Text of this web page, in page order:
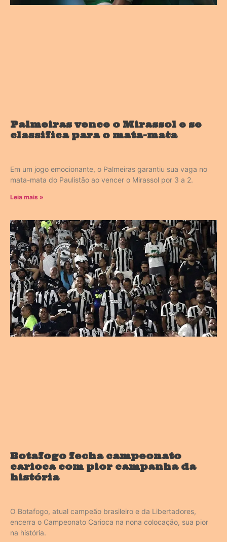
Palmeiras vence o Mirassol e se
classifica para o mata-mata
Em um jogo emocionante, o Palmeiras garantiu sua vaga no
mata-mata do Paulistão ao vencer o Mirassol por 3 a 2.
Leia mais »
Botafogo fecha campeonato
carioca com pior campanha da
história
O Botafogo, atual campeão brasileiro e da Libertadores,
encerra o Campeonato Carioca na nona colocação, sua pior
na história.